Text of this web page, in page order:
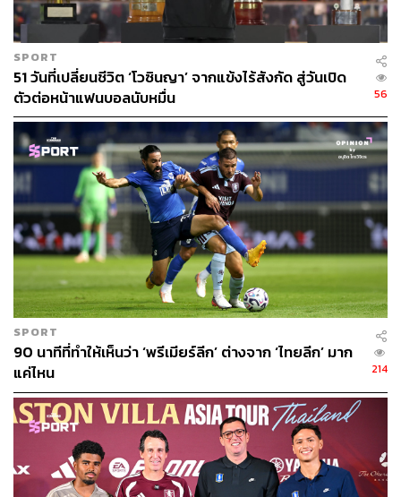
SPORT
51 วันที่เปลี่ยนชีวิต ‘โวซินญา’ จากแข้งไร้สังกัด สู่วันเปิด
ตัวต่อหน้าแฟนบอลนับหมื่น
56
SPORT
90 นาทีที่ทำให้เห็นว่า ‘พรีเมียร์ลีก’ ต่างจาก ‘ไทยลีก’ มาก
แค่ไหน
214